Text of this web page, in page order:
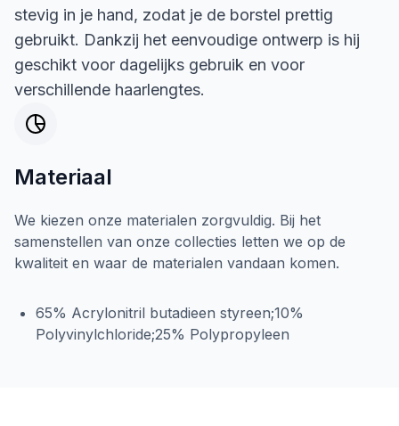
stevig in je hand, zodat je de borstel prettig
gebruikt. Dankzij het eenvoudige ontwerp is hij
geschikt voor dagelijks gebruik en voor
verschillende haarlengtes.
Materiaal
We kiezen onze materialen zorgvuldig. Bij het
samenstellen van onze collecties letten we op de
kwaliteit en waar de materialen vandaan komen.
65% Acrylonitril butadieen styreen;10%
Polyvinylchloride;25% Polypropyleen